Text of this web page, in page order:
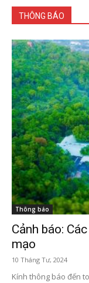
THÔNG BÁO
Thông báo
Cảnh báo:
mạo
10 Tháng Tư, 2024
Kính thông báo đến